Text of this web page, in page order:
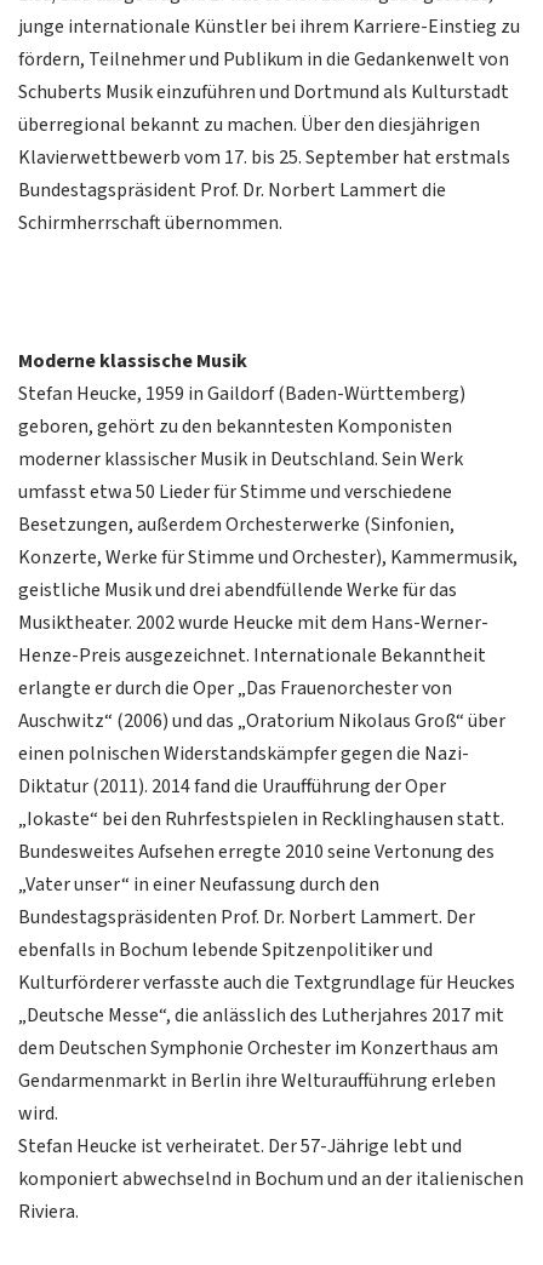
junge internationale Künstler bei ihrem Karriere-Einstieg zu
fördern, Teilnehmer und Publikum in die Gedankenwelt von
Schuberts Musik einzuführen und Dortmund als Kulturstadt
überregional bekannt zu machen. Über den diesjährigen
Klavierwettbewerb vom 17. bis 25. September hat erstmals
Bundestagspräsident Prof. Dr. Norbert Lammert die
Schirmherrschaft übernommen.
Moderne klassische Musik
Stefan Heucke, 1959 in Gaildorf (Baden-Württemberg)
geboren, gehört zu den bekanntesten Komponisten
moderner klassischer Musik in Deutschland. Sein Werk
umfasst etwa 50 Lieder für Stimme und verschiedene
Besetzungen, außerdem Orchesterwerke (Sinfonien,
Konzerte, Werke für Stimme und Orchester), Kammermusik,
geistliche Musik und drei abendfüllende Werke für das
Musiktheater. 2002 wurde Heucke mit dem Hans-Werner-
Henze-Preis ausgezeichnet. Internationale Bekanntheit
erlangte er durch die Oper „Das Frauenorchester von
Auschwitz“ (2006) und das „Oratorium Nikolaus Groß“ über
einen polnischen Widerstandskämpfer gegen die Nazi-
Diktatur (2011). 2014 fand die Uraufführung der Oper
„Iokaste“ bei den Ruhrfestspielen in Recklinghausen statt.
Bundesweites Aufsehen erregte 2010 seine Vertonung des
„Vater unser“ in einer Neufassung durch den
Bundestagspräsidenten Prof. Dr. Norbert Lammert. Der
ebenfalls in Bochum lebende Spitzenpolitiker und
Kulturförderer verfasste auch die Textgrundlage für Heuckes
„Deutsche Messe“, die anlässlich des Lutherjahres 2017 mit
dem Deutschen Symphonie Orchester im Konzerthaus am
Gendarmenmarkt in Berlin ihre Welturaufführung erleben
wird.
Stefan Heucke ist verheiratet. Der 57-Jährige lebt und
komponiert abwechselnd in Bochum und an der italienischen
Riviera.